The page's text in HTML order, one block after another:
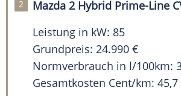
Mazda 2 Hybrid Prime-Line
Leistung in kW: 85
Grundpreis: 24.990 €
Normverbrauch in l/100km:
Gesamtkosten Cent/km: 45,7